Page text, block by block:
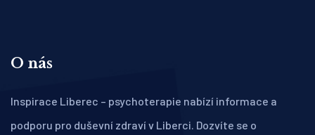
O nás
Inspirace Liberec – psychoterapie nabízí informace a
podporu pro duševní zdraví v Liberci. Dozvíte se o